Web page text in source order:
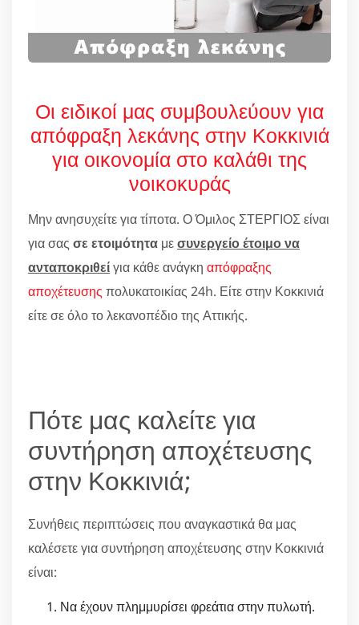
Οι ειδικοί μας συμβουλεύουν για
απόφραξη λεκάνης στην Κοκκινιά
για οικονομία στο καλάθι της
νοικοκυράς
Μην ανησυχείτε για τίποτα. Ο Όμιλος ΣΤΕΡΓΙΟΣ είναι
για σας σε ετοιμότητα μεσυνεργείο έτοιμο να
ανταποκριθείγια κάθε ανάγκη απόφραξης
αποχέτευσης πολυκατοικίας 24h. Είτε στην Κοκκινιά
είτε σε όλο το λεκανοπέδιο της Αττικής.
Πότε μας καλείτε για
συντήρηση αποχέτευσης
στην Κοκκινιά;
Συνήθεις περιπτώσεις που αναγκαστικά θα μας
καλέσετε για συντήρηση αποχέτευσης στην Κοκκινιά
είναι:
Να έχουν πλημμυρίσει φρεάτια στην πυλωτή.